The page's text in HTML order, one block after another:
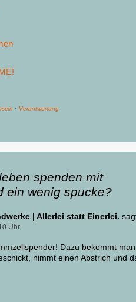
• Verantwortung
spenden mit
ein wenig spucke?
| Allerlei statt Einerlei.
Uhr
Dazu bekommt
nimmt einen Abstrich und